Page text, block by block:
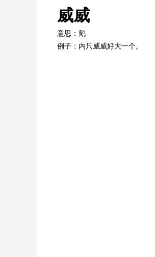
威威
意思：鹅
例子：内只威威好大一个。